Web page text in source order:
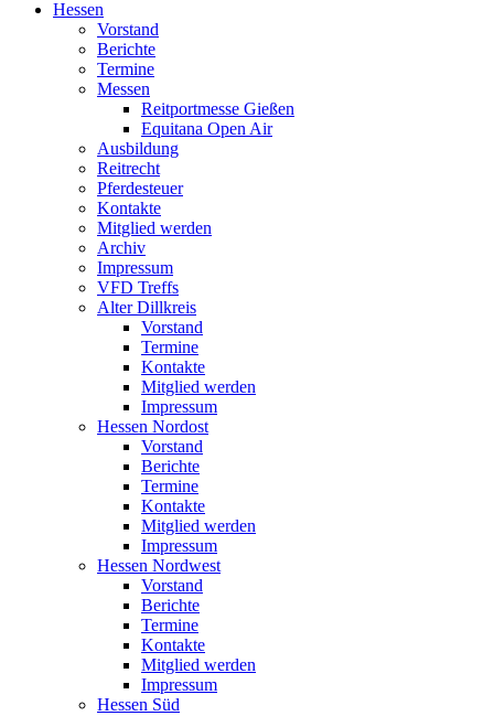
Hessen
Vorstand
Berichte
Termine
Messen
Reitportmesse Gießen
Equitana Open Air
Ausbildung
Reitrecht
Pferdesteuer
Kontakte
Mitglied werden
Archiv
Impressum
VFD Treffs
Alter Dillkreis
Vorstand
Termine
Kontakte
Mitglied werden
Impressum
Hessen Nordost
Vorstand
Berichte
Termine
Kontakte
Mitglied werden
Impressum
Hessen Nordwest
Vorstand
Berichte
Termine
Kontakte
Mitglied werden
Impressum
Hessen Süd